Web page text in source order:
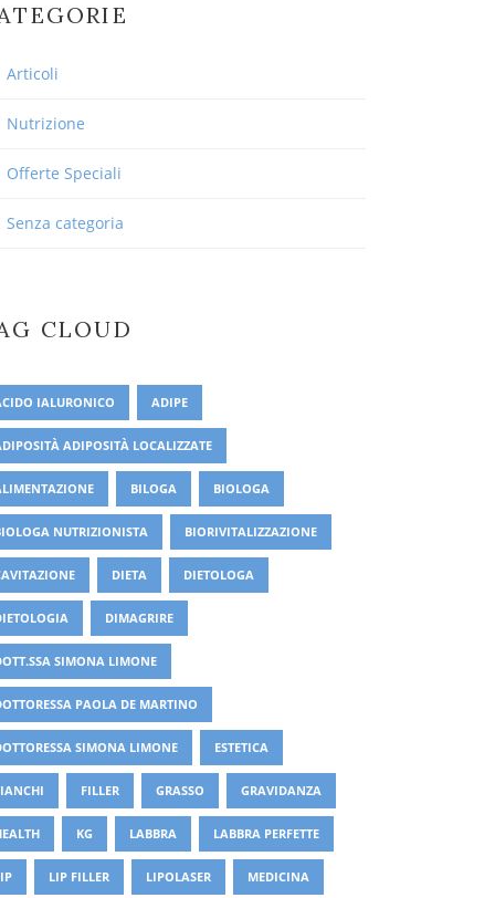
Articoli
Nutrizione
Offerte Speciali
Senza categoria
CLOUD
IALURONICO ADIPE
ADIPOSITÀ LOCALIZZATE
BILOGA BIOLOGA
NUTRIZIONISTA BIORIVITALIZZAZIONE
DIETA DIETOLOGA
DIMAGRIRE
SIMONA LIMONE
PAOLA DE MARTINO
SIMONA LIMONE ESTETICA
FILLER GRASSO GRAVIDANZA
KG LABBRA LABBRA PERFETTE
LIP FILLER LIPOLASER MEDICINA